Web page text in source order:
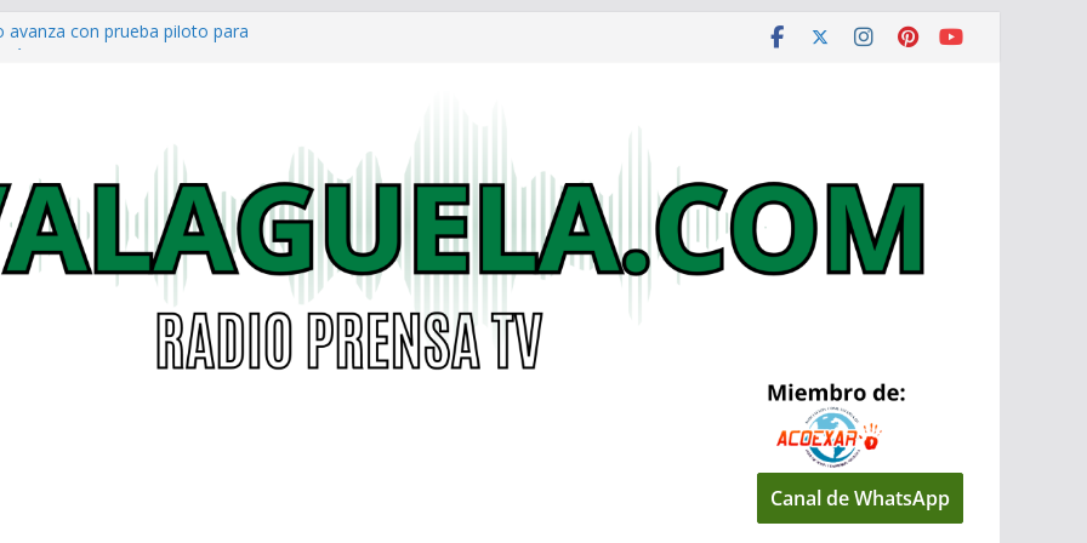
avanza con prueba piloto para
eléctricas: alcaldías podrán
garantizar acceso digno a
ya cuenta con parques infantiles
Canal de WhatsApp